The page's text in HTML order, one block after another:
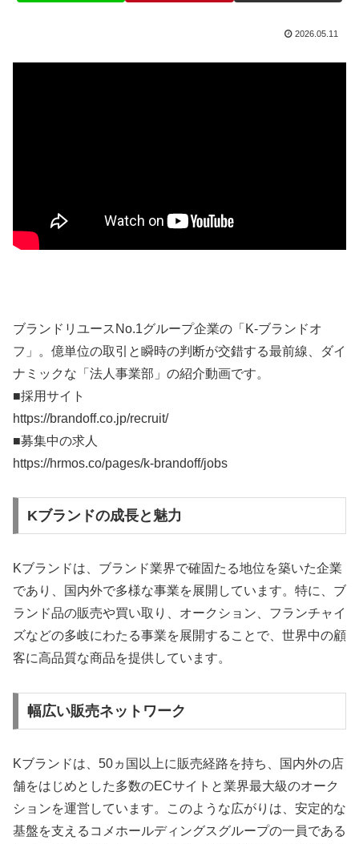
2026.05.11
ブランドリユースNo.1グループ企業の「K-ブランドオ
フ」。億単位の取引と瞬時の判断が交錯する最前線、ダイ
ナミックな「法人事業部」の紹介動画です。
■採用サイト
https://brandoff.co.jp/recruit/
■募集中の求人
https://hrmos.co/pages/k-brandoff/jobs
Kブランドの成長と魅力
Kブランドは、ブランド業界で確固たる地位を築いた企業
であり、国内外で多様な事業を展開しています。特に、ブ
ランド品の販売や買い取り、オークション、フランチャイ
ズなどの多岐にわたる事業を展開することで、世界中の顧
客に高品質な商品を提供しています。
幅広い販売ネットワーク
Kブランドは、50ヵ国以上に販売経路を持ち、国内外の店
舗をはじめとした多数のECサイトと業界最大級のオーク
ションを運営しています。このような広がりは、安定的な
基盤を支えるコメホールディングスグループの一員である